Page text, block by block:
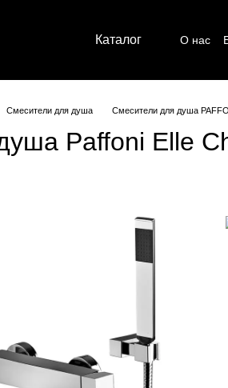
Каталог О нас
Смесители для душа Смесители для душа
Paffoni Elle